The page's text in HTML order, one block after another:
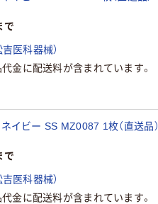
で
医科器械）
金に配送料が含まれています。
イビー SS MZ0087 1枚（直送品）
で
医科器械）
金に配送料が含まれています。